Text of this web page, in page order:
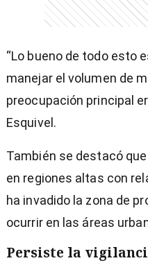
“Lo bueno de todo esto
manejar el volumen de
preocupación principal
Esquivel.
También se destacó
en regiones altas con
ha invadido la zona de
ocurrir en las áreas
Persiste la